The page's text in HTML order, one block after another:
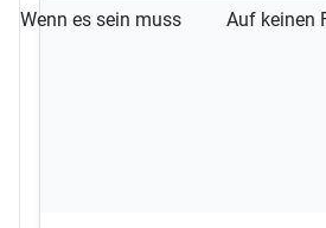
Wenn es sein muss
Auf keinen